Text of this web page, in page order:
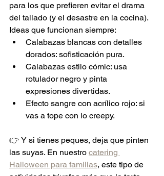
para los que prefieren evitar el drama
del tallado (y el desastre en la cocina).
Ideas que funcionan siempre:
Calabazas blancas con detalles
dorados: sofisticación pura.
Calabazas estilo cómic: usa
rotulador negro y pinta
expresiones divertidas.
Efecto sangre con acrílico rojo: si
vas a tope con lo creepy.
👉 Y si tienes peques, deja que pinten
las suyas. En nuestro catering
Halloween para familias, este tipo de